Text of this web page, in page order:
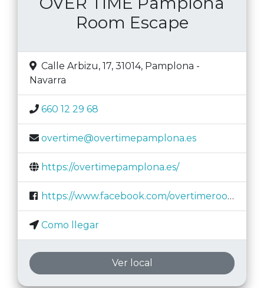
Room Escape
Calle Arbizu, 17, 31014, Pamplona -
Navarra
660 12 29 68
overtime@overtimepamplona.es
https://overtimepamplona.es/
https://www.facebook.com/overtimeroomescape/?hc_ref=PAGES_TIMELINE&fref=nf
Como llegar
Ver local